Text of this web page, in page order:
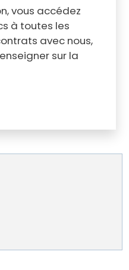
vous accédez
à toutes les
avec nous,
sur la